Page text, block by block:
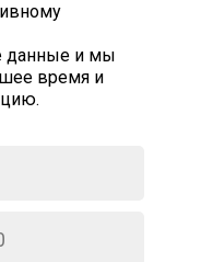
данные и мы
время и